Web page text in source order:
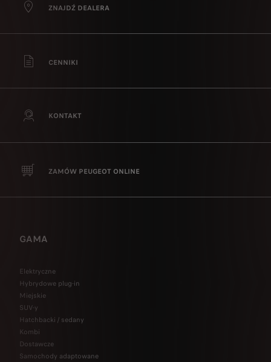
ZNAJDŹ DEALERA
CENNIKI
KONTAKT
ZAMÓW PEUGEOT ONLINE
GAMA
Elektryczne
Hybrydowe plug-in
Miejskie
SUV-y
Hatchbacki / sedany
Kombi
Dostawcze
Samochody adaptowane